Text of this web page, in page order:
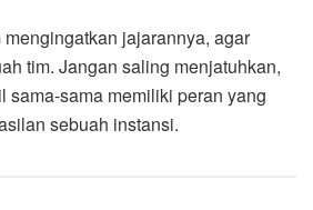
jajarannya, agar
tim. Jangan saling menjatuhkan,
sama-sama memiliki peran yang
sebuah instansi.